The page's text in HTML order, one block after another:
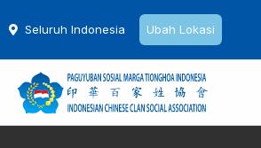
Seluruh Indonesia Ubah Lokasi